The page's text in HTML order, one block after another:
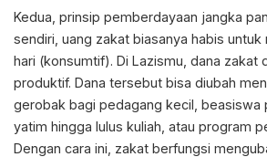
Kedua, prinsip pemberdayaan jangka
sendiri, uang zakat biasanya habis untuk
hari (konsumtif). Di Lazismu, dana zakat
produktif. Dana tersebut bisa diubah
gerobak bagi pedagang kecil, beasiswa
yatim hingga lulus kuliah, atau program
Dengan cara ini, zakat berfungsi